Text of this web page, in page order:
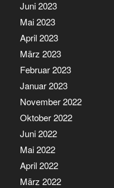
Juni 2023
Mai 2023
April 2023
März 2023
Februar 2023
Januar 2023
November 2022
Oktober 2022
Juni 2022
Mai 2022
April 2022
März 2022